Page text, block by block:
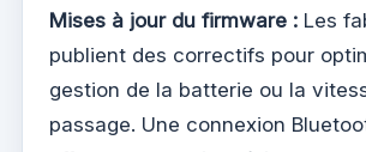
Mises à jour du firmware : Les
publient des correctifs pour
gestion de la batterie ou la
passage. Une connexion